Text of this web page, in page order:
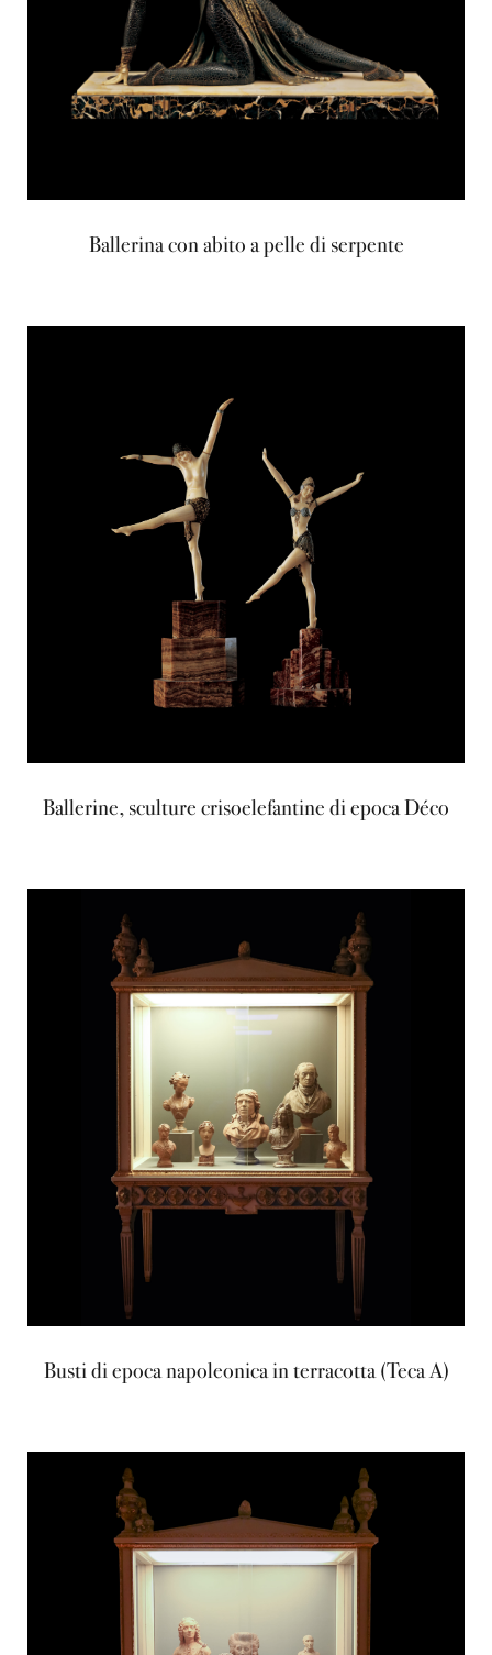
Ballerina con abito a pelle di serpente
Ballerine, sculture crisoelefantine di epoca Déco
Busti di epoca napoleonica in terracotta (Teca A)